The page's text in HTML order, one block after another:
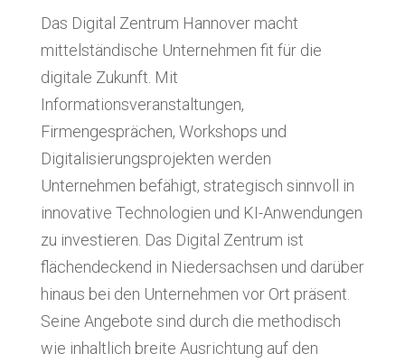
Das Digital Zentrum Hannover macht
mittelständische Unternehmen fit für die
digitale Zukunft. Mit
Informationsveranstaltungen,
Firmengesprächen, Workshops und
Digitalisierungsprojekten werden
Unternehmen befähigt, strategisch sinnvoll in
innovative Technologien und KI-Anwendungen
zu investieren. Das Digital Zentrum ist
flächendeckend in Niedersachsen und darüber
hinaus bei den Unternehmen vor Ort präsent.
Seine Angebote sind durch die methodisch
wie inhaltlich breite Ausrichtung auf den